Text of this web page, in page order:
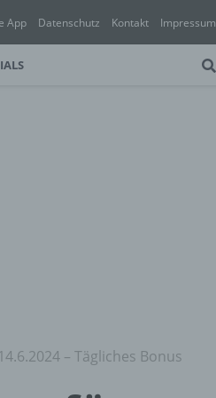
App Datenschutz Kontakt Impressum
– Tägliches Bonus